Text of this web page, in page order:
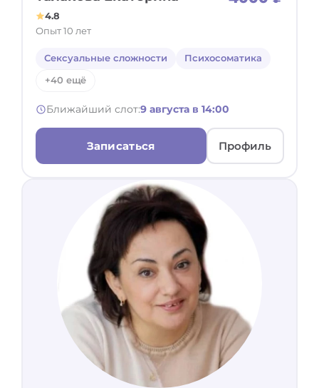
4.8
Опыт 10 лет
Сексуальные сложности Психосоматика
+40 ещё
Ближайший слот:9 августа в 14:00
Записаться Профиль